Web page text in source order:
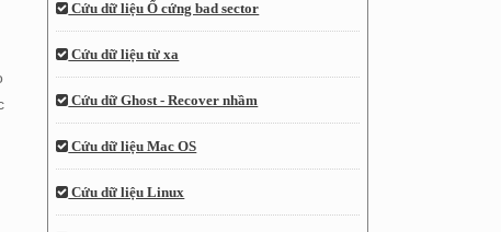
Cứu dữ liệu Ổ cứng bad sector
Cứu dữ liệu từ xa
Cứu dữ Ghost - Recover nhầm
Cứu dữ liệu Mac OS
Cứu dữ liệu Linux